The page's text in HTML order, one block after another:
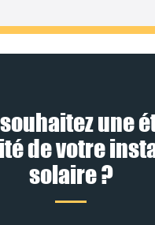
une
de votre
solaire ?